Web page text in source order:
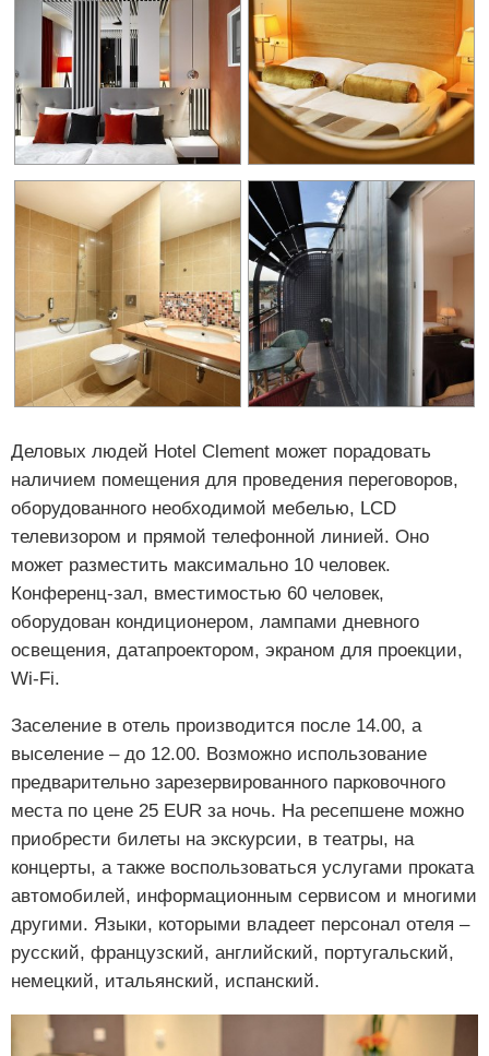
Деловых людей Hotel Clement может порадовать
наличием помещения для проведения переговоров,
оборудованного необходимой мебелью, LCD
телевизором и прямой телефонной линией. Оно
может разместить максимально 10 человек.
Конференц-зал, вместимостью 60 человек,
оборудован кондиционером, лампами дневного
освещения, датапроектором, экраном для проекции,
Wi-Fi.
Заселение в отель производится после 14.00, а
выселение – до 12.00. Возможно использование
предварительно зарезервированного парковочного
места по цене 25 EUR за ночь. На ресепшене можно
приобрести билеты на экскурсии, в театры, на
концерты, а также воспользоваться услугами проката
автомобилей, информационным сервисом и многими
другими. Языки, которыми владеет персонал отеля –
русский, французский, английский, португальский,
немецкий, итальянский, испанский.